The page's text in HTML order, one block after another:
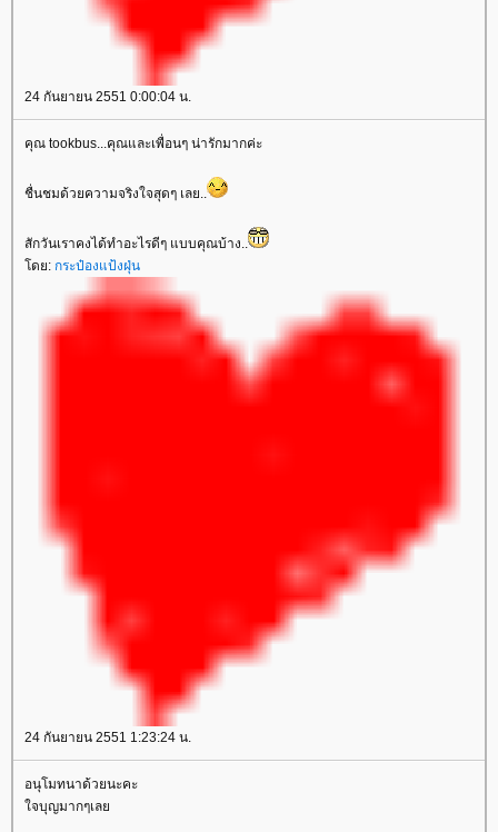
24 กันยายน 2551 0:00:04 น.
คุณ tookbus...คุณและเพื่อนๆ น่ารักมากค่ะ
ชื่นชมด้วยความจริงใจสุดๆ เลย..
สักวันเราคงได้ทำอะไรดีๆ แบบคุณบ้าง..
ดย: กระป๋องแป้งฝุ่น
24 กันยายน 2551 1:23:24 น.
อนุโมทนาด้วยนะคะ
จบุญมากๆเล